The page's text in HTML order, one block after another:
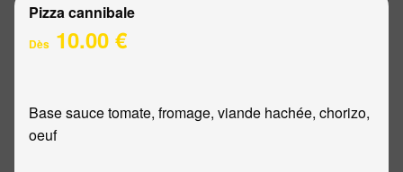
Pizza cannibale
Dès 10.00 €
Base sauce tomate, fromage, viande hachée, chorizo,
oeuf